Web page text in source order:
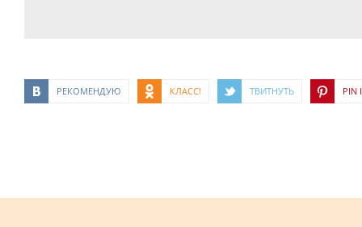
РЕКОМЕНДУЮ КЛАСС! ТВИТНУТЬ PIN